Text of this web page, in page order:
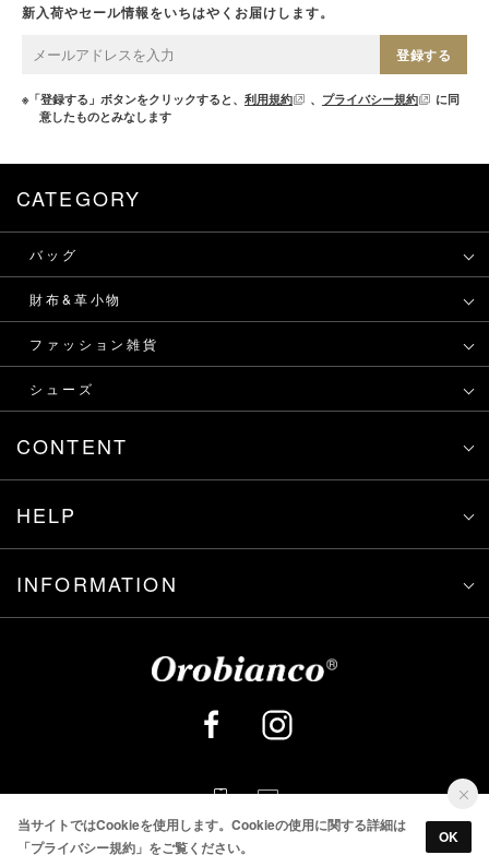
新入荷やセール情報をいちはやくお届けします。
登録する
※「登録する」ボタンをクリックすると、 利用規約 、 プライバシー規約
に同
意したものとみなします
CATEGORY
バッグ
財布&革小物
ファッション雑貨
シューズ
CONTENT
HELP
INFORMATION
当サイトではCookieを使用します。Cookieの使用に関する詳細は
「プライバシー規約 」をご覧ください。
OK